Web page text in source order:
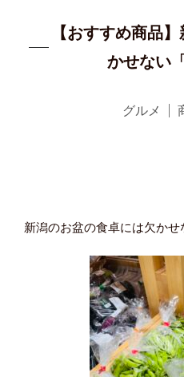
【おすすめ商品
かせない
グルメ
新潟のお盆の食卓には欠かせ